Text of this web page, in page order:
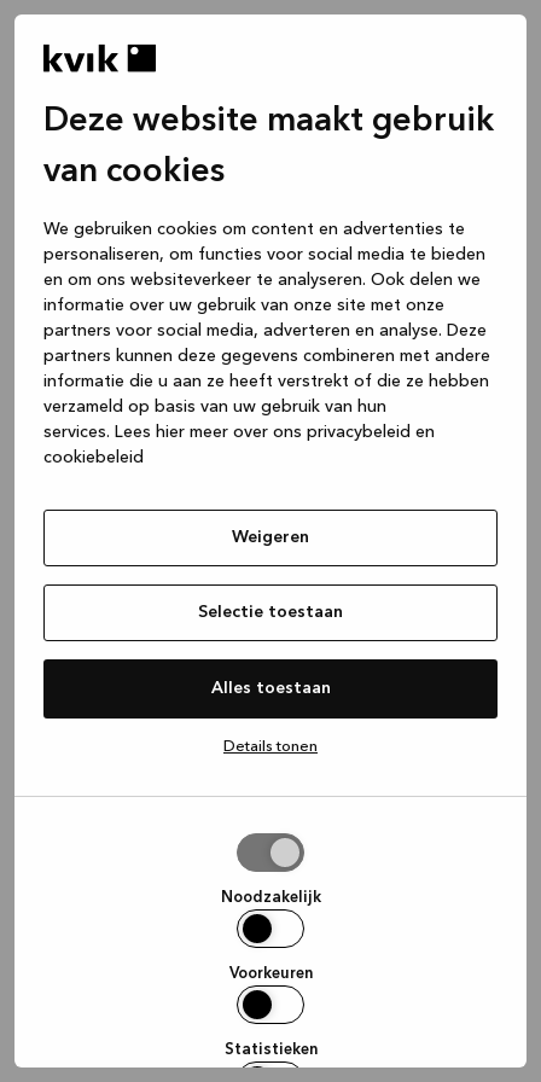
Deze website maakt gebruik
van cookies
We gebruiken cookies om content en advertenties te
personaliseren, om functies voor social media te bieden
en om ons websiteverkeer te analyseren. Ook delen we
informatie over uw gebruik van onze site met onze
partners voor social media, adverteren en analyse. Deze
partners kunnen deze gegevens combineren met andere
informatie die u aan ze heeft verstrekt of die ze hebben
verzameld op basis van uw gebruik van hun
services. Lees hier meer over ons privacybeleid en
cookiebeleid
Weigeren
Selectie toestaan
Alles toestaan
Details tonen
Noodzakelijk
Voorkeuren
Statistieken